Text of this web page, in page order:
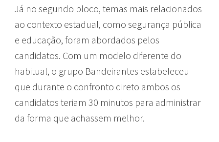
Já no segundo bloco, temas mais relacionados
ao contexto estadual, como segurança pública
e educação, foram abordados pelos
candidatos. Com um modelo diferente do
habitual, o grupo Bandeirantes estabeleceu
que durante o confronto direto ambos os
candidatos teriam 30 minutos para administrar
da forma que achassem melhor.